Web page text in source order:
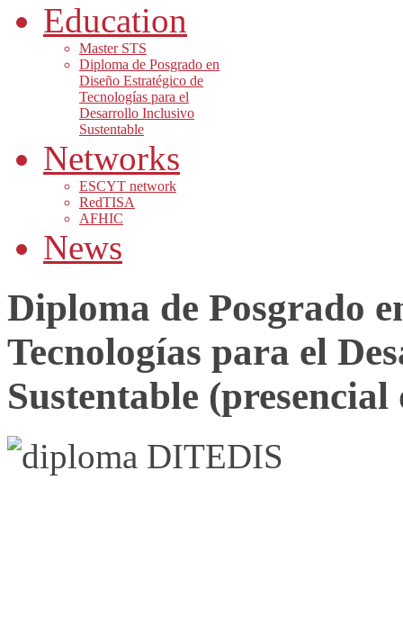
Education
Master STS
Diploma de Posgrado en
Diseño Estratégico de
Tecnologías para el
Desarrollo Inclusivo
Sustentable
Networks
ESCYT network
RedTISA
AFHIC
News
Diploma de Posgrado
Tecnologías para el
Sustentable